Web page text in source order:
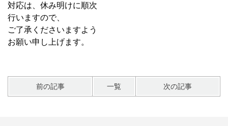
対応は、休み明けに順次
行いますので、
ご了承くださいますよう
お願い申し上げます。
前の記事 一覧 次の記事